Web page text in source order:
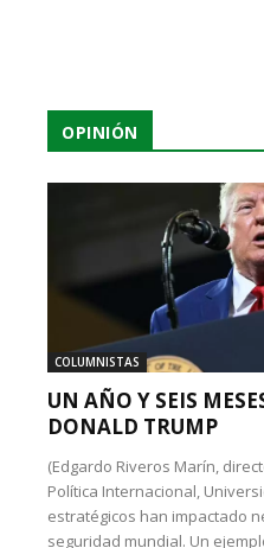
OPINIÓN
COLUMNISTAS
UN AÑO Y SEIS
DONALD TRUMP
(Edgardo Riveros Marín,
Política Internacional,
estratégicos han impactado
seguridad mundial. Un